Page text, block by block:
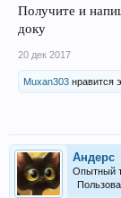
Получите и
доку
20 дек 2017
Muxan303 нравится
Андерс
Опытный